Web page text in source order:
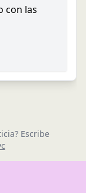
con las
Escribe